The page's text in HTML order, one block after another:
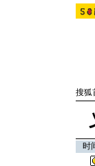
搜狐
时